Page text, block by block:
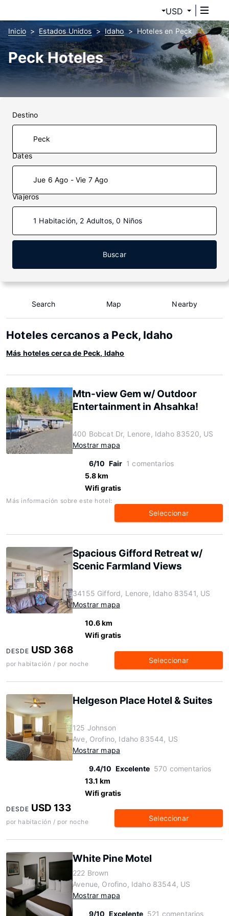
USD
Inicio Estados Unidos Idaho Hoteles en Peck
Peck Hoteles
Destino
Dates
Jue 6 Ago - Vie 7 Ago
Viajeros
1 Habitación, 2 Adultos, 0 Niños
Buscar
Search Map Nearby
Hoteles cercanos a Peck, Idaho
Más hoteles cerca de Peck, Idaho
Mtn-view Gem w/ Outdoor
Entertainment in Ahsahka!
400 Bobcat Dr, Lenore, Idaho 83520, US
Mostrar mapa
6/10 Fair 1 comentarios
5.8 km
Wifi gratis
Más información sobre este hotel:
Seleccionar
Spacious Gifford Retreat w/
Scenic Farmland Views
34155 Gifford, Lenore, Idaho 83541, US
Mostrar mapa
10.6 km
Wifi gratis
DESDE USD 368
por habitación / por noche Seleccionar
Helgeson Place Hotel & Suites
125 Johnson
Ave, Orofino, Idaho 83544, US
Mostrar mapa
9.4/10 Excelente 570 comentarios
13.1 km
Wifi gratis
DESDE USD 133
por habitación / por noche Seleccionar
White Pine Motel
222 Brown
Avenue, Orofino, Idaho 83544, US
Mostrar mapa
9/10 Excelente 521 comentarios